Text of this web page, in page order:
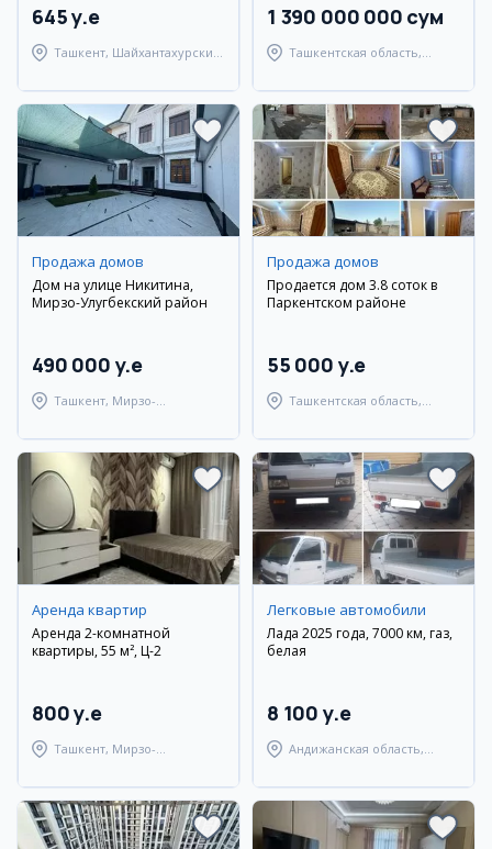
645 y.e
Ташкент, Шайхантахурский
1 390 000 000 сум
Ташкентская область,
Продажа домов
Дом на улице Никитина,
Мирзо-Улугбекский район
490 000 y.e
Ташкент, Мирзо-
Продажа домов
Продается дом 3.8 соток в
Паркентском районе
55 000 y.e
Ташкентская область,
Аренда квартир
Аренда 2-комнатной
квартиры, 55 м², Ц-2
800 y.e
Ташкент, Мирзо-
Легковые автомобили
Лада 2025 года, 7000 км, газ,
белая
8 100 y.e
Андижанская область,